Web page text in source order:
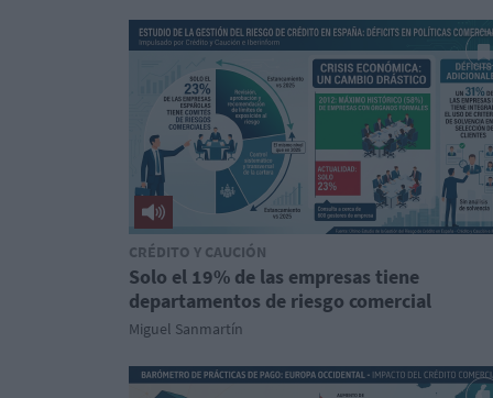
CRÉDITO Y CAUCIÓN
Solo el 19% de las empresas tiene
departamentos de riesgo comercial
Miguel Sanmartín